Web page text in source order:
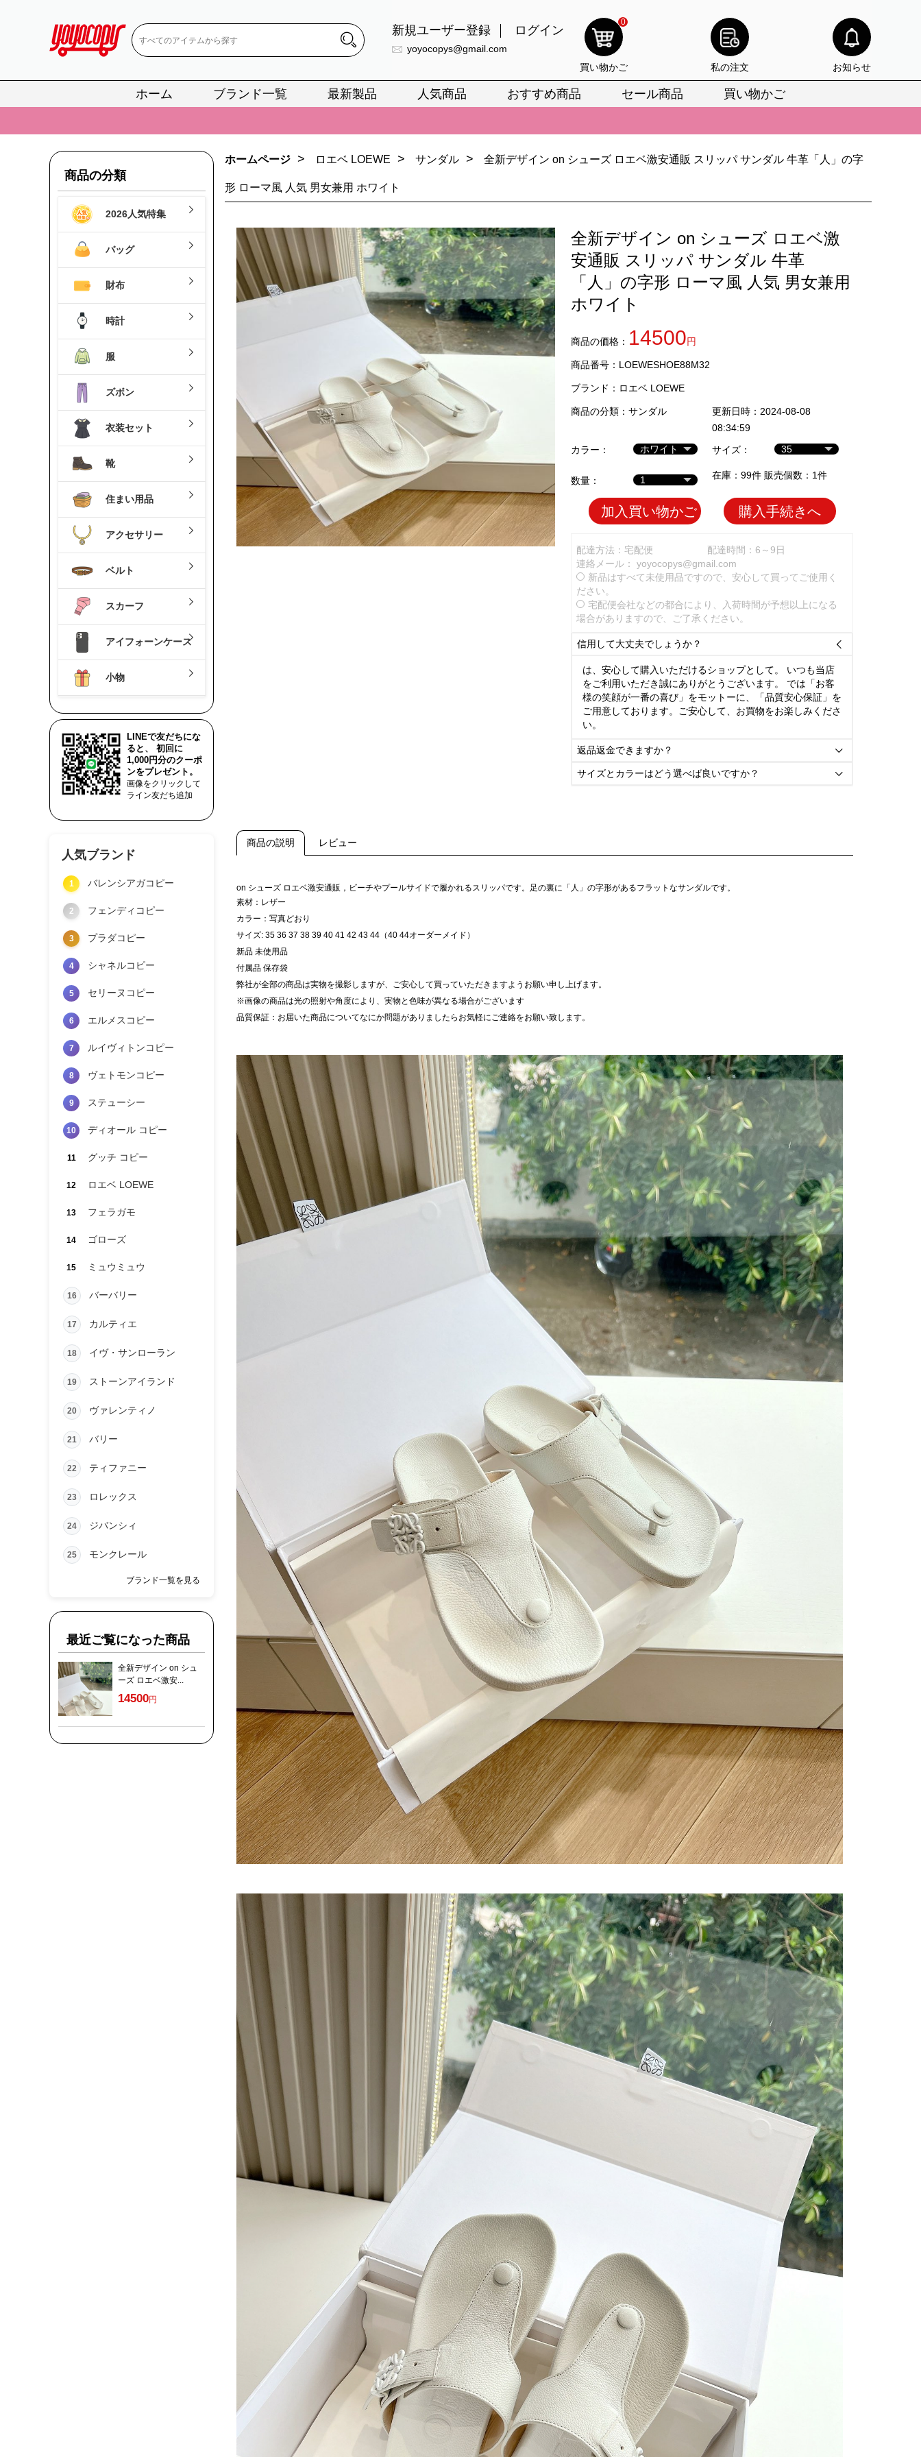
新規ユーザー登録 ログイン
yoyocopys@gmail.com
0
買い物かご 私の注文 お知らせ
ホーム ブランド一覧 最新製品 人気商品 おすすめ商品 セール商品 買い物かご
📢 当店は正真正銘のn級スーパーコピーのみ取扱い。最高品質の再現度を安心してお選びいただけます。
📢 2026春の新作続々更新中！期間中のご注文でお得な割引をご利用いただけます。
📢 新作入荷！ルイ・ヴィトンスーパーコピー バッグ最新モデルが登場。上質な仕上がりをお見逃しなく。
📢 当店は正真正銘のn級スーパーコピーのみ取扱い。最高品質の再現度を安心してお選びいただけます。
📢 新作入荷！ルイ・ヴィトンスーパーコピー バッグ最新モデルが登場。上質な仕上がりをお見逃しなく。
商品の分類
2026人気特集
バッグ
財布
時計
服
ズボン
衣装セット
靴
住まい用品
アクセサリー
ベルト
スカーフ
アイフォーンケース
小物
LINEで友だちにな
ると、 初回に
1,000円分のクーポ
ンをプレゼント。
画像をクリックして
ライン友だち追加
人気ブランド
1 バレンシアガコピー
2 フェンディコピー
3 プラダコピー
4 シャネルコピー
5 セリーヌコピー
6 エルメスコピー
7 ルイヴィトンコピー
8 ヴェトモンコピー
9 ステューシー
10 ディオール コピー
11 グッチ コピー
12 ロエベ LOEWE
13 フェラガモ
14 ゴローズ
15 ミュウミュウ
16 バーバリー
17 カルティエ
18 イヴ・サンローラン
19 ストーンアイランド
20 ヴァレンティノ
21 バリー
22 ティファニー
23 ロレックス
24 ジバンシィ
25 モンクレール
ブランド一覧を見る
最近ご覧になった商品
全新デザイン on シュ
ーズ ロエベ激安...
14500円
ホームページ > ロエベ LOEWE > サンダル > 全新デザイン on シューズ ロエベ激安通販 スリッパ サンダル 牛革「人」の字
形 ローマ風 人気 男女兼用 ホワイト
全新デザイン on シューズ ロエベ激
安通販 スリッパ サンダル 牛革
「人」の字形 ローマ風 人気 男女兼用
ホワイト
商品の価格： 14500円
商品番号：LOEWESHOE88M32
ブランド： ロエベ LOEWE
商品の分類： サンダル
更新日時：2024-08-08
08:34:59
カラー：
サイズ：
数量： 在庫：99件 販売個数：1件
加入買い物かご 購入手続きへ
配達方法：宅配便
配達時間：6～9日
連絡メール： yoyocopys@gmail.com
新品はすべて未使用品ですので、安心して買ってご使用く
ださい。
宅配便会社などの都合により、入荷時間が予想以上になる
場合がありますので、ご了承ください。
信用して大丈夫でしょうか？ 
は、安心して購入いただけるショップとして。 いつも当店
をご利用いただき誠にありがとうございます。 では「お客
様の笑顔が一番の喜び」をモットーに、「品質安心保証」を
ご用意しております。ご安心して、お買物をお楽しみくださ
い。
返品返金できますか？ 
サイズとカラーはどう選べば良いですか？ 
商品の説明 レビュー
on シューズ ロエベ激安通販，ビーチやプールサイドで履かれるスリッパです。足の裏に「人」の字形があるフラットなサンダルです。
素材：レザー
カラー：写真どおり
サイズ: 35 36 37 38 39 40 41 42 43 44（40 44オーダーメイド）
新品 未使用品
付属品 保存袋
弊社が全部の商品は実物を撮影しますが、ご安心して買っていただきますようお願い申し上げます。
※画像の商品は光の照射や角度により、実物と色味が異なる場合がございます
品質保証：お届いた商品についてなにか問題がありましたらお気軽にご連絡をお願い致します。